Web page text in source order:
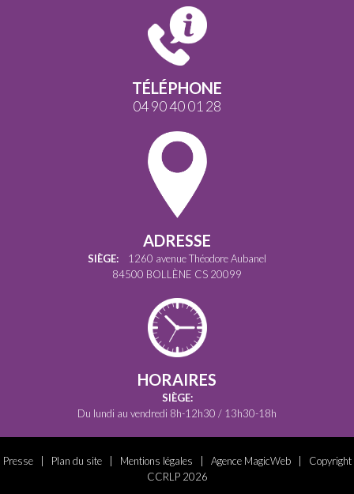
TÉLÉPHONE
04 90 40 01 28
ADRESSE
SIÈGE: 1260 avenue Théodore Aubanel
84500 BOLLÈNE CS 20099
HORAIRES
SIÈGE:
Du lundi au vendredi 8h-12h30 / 13h30-18h
Presse| Plan du site| Mentions légales Agence MagicWeb| Copyright
CCRLP 2026